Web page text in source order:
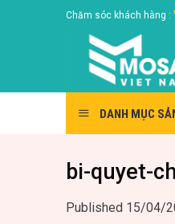
Chăm sóc khách hàng :
DANH MỤC
bi-quyet-
Published 15/04/